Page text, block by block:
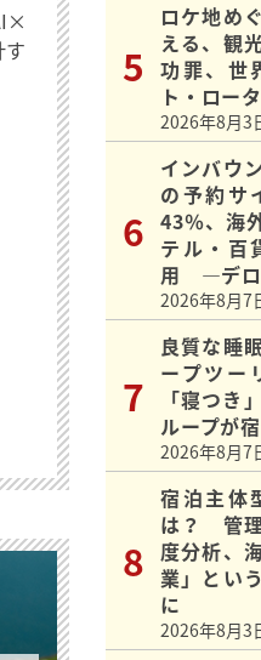
す
ロケ地め
える、観
功罪、世
ト・ロー
2026年8月3
インバウ
の予約サ
43％、海
テル・百
用 ―デロ
2026年8月7
良質な睡
ープツー
「寝つき
ループが
2026年8月7
宿泊主体
は？ 管
度分析、
業」とい
に
2026年8月3